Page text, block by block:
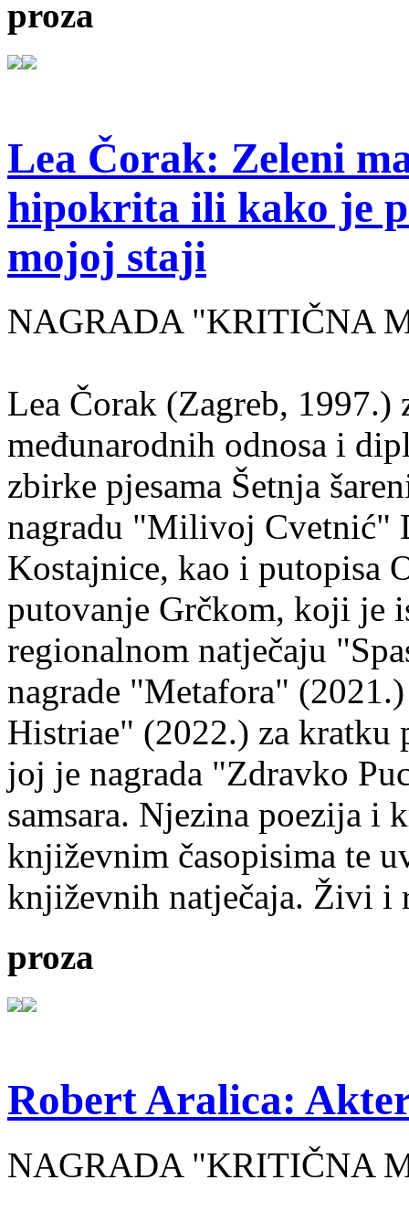
proza
Lea Čorak: Zeleni
hipokrita ili kako je
mojoj staji
NAGRADA "KRITIČNA
Lea Čorak (Zagreb,
međunarodnih odnosa i
zbirke pjesama Šetnja
nagradu "Milivoj Cvetnić"
Kostajnice, kao i putopisa
putovanje Grčkom, koji je
regionalnom natječaju
nagrade "Metafora"
Histriae" (2022.) za kratku
joj je nagrada "Zdravko
samsara. Njezina poezija i
književnim časopisima te
književnih natječaja. Živi i
proza
Robert Aralica:
NAGRADA "KRITIČNA